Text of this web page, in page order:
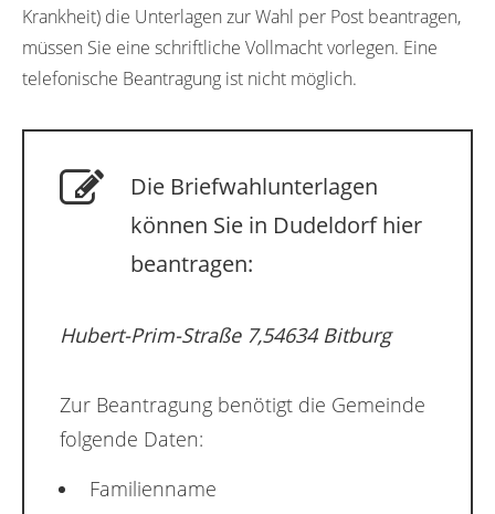
Krankheit) die Unterlagen zur Wahl per Post beantragen,
müssen Sie eine schriftliche Vollmacht vorlegen. Eine
telefonische Beantragung ist nicht möglich.
Die Briefwahlunterlagen
können Sie in Dudeldorf hier
beantragen:
Hubert-Prim-Straße 7,54634 Bitburg
Zur Beantragung benötigt die Gemeinde
folgende Daten:
Familienname